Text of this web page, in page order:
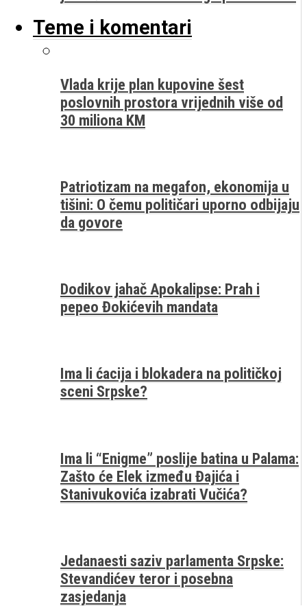
Teme i komentari
Vlada krije plan kupovine šest
poslovnih prostora vrijednih više od
30 miliona KM
Patriotizam na megafon, ekonomija u
tišini: O čemu političari uporno odbijaju
da govore
Dodikov jahač Apokalipse: Prah i
pepeo Đokićevih mandata
Ima li ćacija i blokadera na političkoj
sceni Srpske?
Ima li “Enigme” poslije batina u Palama:
Zašto će Elek između Đajića i
Stanivukovića izabrati Vučića?
Jedanaesti saziv parlamenta Srpske:
Stevandićev teror i posebna
zasjedanja